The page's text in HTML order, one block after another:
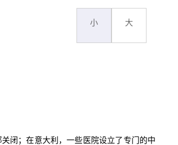
小 大
闭；在意大利，一些医院设立了专门的中